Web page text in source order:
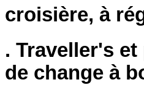
croisière, à
. Traveller's
de change à